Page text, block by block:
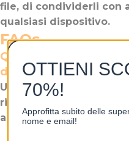
file, di condividerli con
qualsiasi dispositivo.
FAQs
Quanto tempo ci
dopo l’acquisto?
Una volta completato
riceverai
autentica consegnata
OTTIENI
70%!
Approfitta subito delle
nome e email!